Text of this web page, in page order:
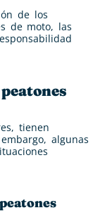
de los
de moto, las
tienen
algunas